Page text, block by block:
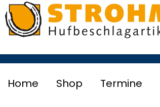
Home Shop Termine